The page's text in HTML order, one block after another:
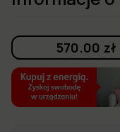
570.00 zł